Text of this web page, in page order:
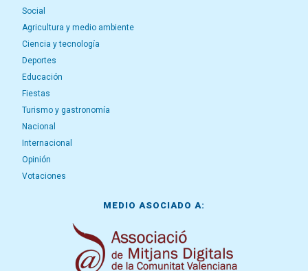
Social
Agricultura y medio ambiente
Ciencia y tecnología
Deportes
Educación
Fiestas
Turismo y gastronomía
Nacional
Internacional
Opinión
Votaciones
MEDIO ASOCIADO A: